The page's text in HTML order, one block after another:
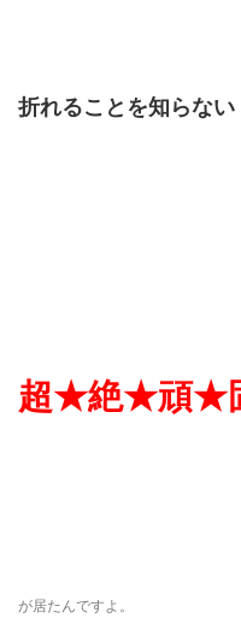
折れることを知らない
超★絶★頑★
が居たんですよ。